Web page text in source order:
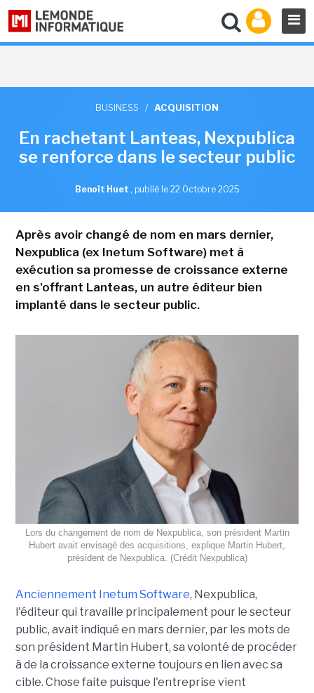
BUSINESS / ACQUISITION
En rachetant Lanteas, Nexpublica
se renforce dans le secteur public
Benoît Huet , publié le 22 Octobre 2025
Après avoir changé de nom en mars dernier,
Nexpublica (ex Inetum Software) met à
exécution sa promesse de croissance externe
en s'offrant Lanteas, un autre éditeur bien
implanté dans le secteur public.
Lors du changement de nom de Nexpublica, son président Martin
Hubert avait envisagé des acquisitions, explique Martin Hubert,
président de Nexpublica. (Crédit Nexpublica)
Anciennement Inetum Software, Nexpublica,
l'éditeur qui travaille principalement pour le secteur
public, avait indiqué en mars dernier, par les mots de
son président Martin Hubert, sa volonté de procéder
à de la croissance externe toujours en lien avec sa
cible. Chose faite puisque l'entreprise vient